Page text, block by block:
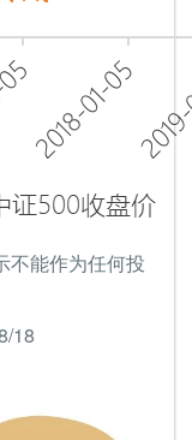
不能作为任何投
18